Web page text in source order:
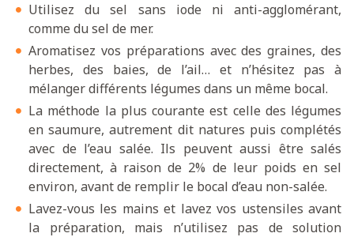
Utilisez du sel sans iode ni anti-agglomérant,
comme du sel de mer.
Aromatisez vos préparations avec des graines, des
herbes, des baies, de l’ail… et n’hésitez pas à
mélanger différents légumes dans un même bocal.
La méthode la plus courante est celle des légumes
en saumure, autrement dit natures puis complétés
avec de l’eau salée. Ils peuvent aussi être salés
directement, à raison de 2% de leur poids en sel
environ, avant de remplir le bocal d’eau non-salée.
Lavez-vous les mains et lavez vos ustensiles avant
la préparation, mais n’utilisez pas de solution